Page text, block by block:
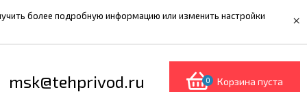
более подробную информацию или изменить настройки ×
msk@tehprivod.ru 0 Корзина пуста